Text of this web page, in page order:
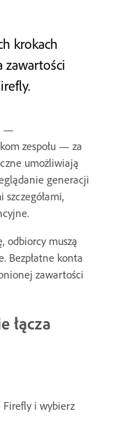
krokach
zawartości
—
zespołu — za
umożliwiają
generacji
odbiorcy muszą
Bezpłatne konta
zawartości
łącza
Firefly i wybierz